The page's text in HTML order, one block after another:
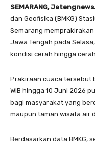
SEMARANG,
dan Geofisika (BMKG)
Semarang
Jawa Tengah pada
kondisi cerah hingga
Prakiraan cuaca tersebut
WIB hingga 10 Juni 2026
bagi masyarakat yang
maupun taman wisata air
Berdasarkan data BMKG,